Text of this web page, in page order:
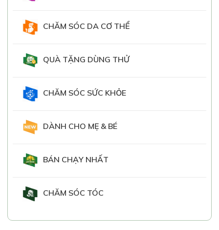
CHĂM SÓC DA CƠ THỂ
QUÀ TẶNG DÙNG THỬ
CHĂM SÓC SỨC KHỎE
DÀNH CHO MẸ & BÉ
BÁN CHẠY NHẤT
CHĂM SÓC TÓC